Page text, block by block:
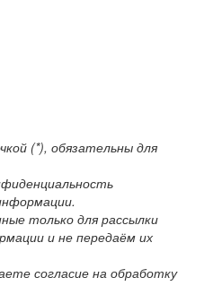
(*), обязательны для
только для рассылки
и не передаём их
согласие на обработку